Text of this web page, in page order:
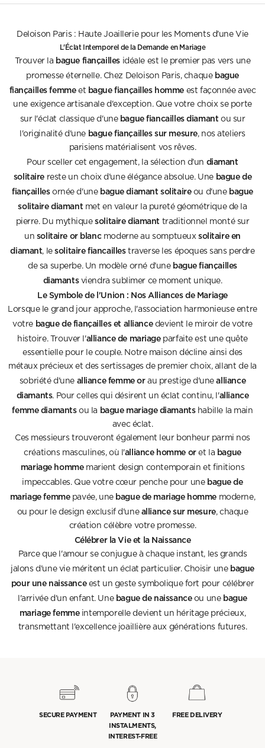
Deloison Paris : Haute Joaillerie pour les Moments d'une Vie
L'Éclat Intemporel de la Demande en Mariage
Trouver la bague fiançaillesidéale est le premier pas vers une
promesse éternelle. Chez Deloison Paris, chaque bague
fiançailles femmeet bague fiançailles homme est façonnée avec
une exigence artisanale d'exception. Que votre choix se porte
sur l'éclat classique d'une bague fiancailles diamant ou sur
l'originalité d'une bague fiançailles sur mesure, nos ateliers
parisiens matérialisent vos rêves.
Pour sceller cet engagement, la sélection d'un diamant
solitaire reste un choix d'une élégance absolue. Une bague de
fiançaillesornée d'une bague diamant solitaireou d'une bague
solitaire diamant met en valeur la pureté géométrique de la
pierre. Du mythiquesolitaire diamant traditionnel monté sur
un solitaire or blancmoderne au somptueux solitaire en
diamant, lesolitaire fiancaillestraverse les époques sans perdre
de sa superbe. Un modèle orné d'une bague fiançailles
diamantsviendra sublimer ce moment unique.
Le Symbole de l'Union : Nos Alliances de Mariage
Lorsque le grand jour approche, l'association harmonieuse entre
votre bague de fiançailles et alliancedevient le miroir de votre
histoire. Trouver l'alliance de mariageparfaite est une quête
essentielle pour le couple. Notre maison décline ainsi des
métaux précieux et des sertissages de premier choix, allant de la
sobriété d'une alliance femme orau prestige d'unealliance
diamants. Pour celles qui désirent un éclat continu, l'alliance
femme diamantsou la bague mariage diamantshabille la main
avec éclat.
Ces messieurs trouveront également leur bonheur parmi nos
créations masculines, où l'alliance homme oret la bague
mariage hommemarient design contemporain et finitions
impeccables. Que votre cœur penche pour une bague de
mariage femmepavée, une bague de mariage homme moderne,
ou pour le design exclusif d'une alliance sur mesure, chaque
création célèbre votre promesse.
Célébrer la Vie et la Naissance
Parce que l'amour se conjugue à chaque instant, les grands
jalons d'une vie méritent un éclat particulier. Choisir une bague
pour une naissanceest un geste symbolique fort pour célébrer
l'arrivée d'un enfant. Une bague de naissanceou une bague
mariage femmeintemporelle devient un héritage précieux,
transmettant l'excellence joaillière aux générations futures.
SECURE PAYMENT
PAYMENT IN 3
INSTALMENTS,
INTEREST-FREE
FREE DELIVERY